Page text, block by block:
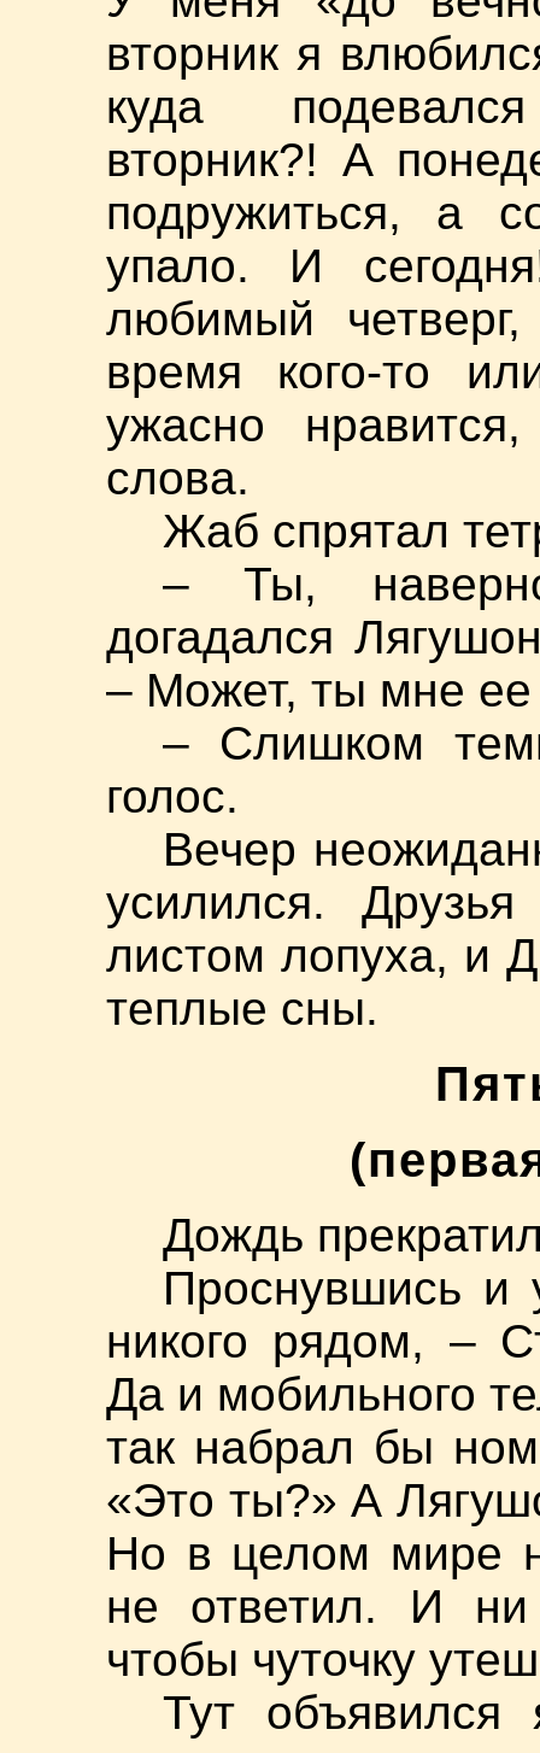
вторник я
куда
вторник?! А
подружиться, а
упало. И
любимый
время кого-то
ужасно
слова.
Жаб спрятал
– Ты,
догадался
– Может, ты мне
– Слишком
голос.
Вечер
усилился.
листом лопуха, и
теплые сны.
Дождь
Проснувшись и
никого рядом, –
Да и мобильного
так набрал бы
«Это ты?» А
Но в целом мире
не ответил. И ни
чтобы чуточку
Тут